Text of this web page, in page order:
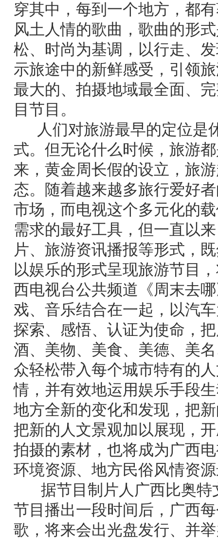
穿其中，每到一个地方，都
风土人情的歌曲，歌曲的形
松、时尚为基调，以行走、
示旅途中的新鲜感受，引领
最大的、拍摄地域最全面、
目节目。
人们对旅游最早的定位是
式。但无论什么时候，旅游
来，黄金周长假的设立，旅
态。随着越来越多旅行爱好
市场，而电视这个多元化的
需求的最好工具，但一直以
片、旅游资讯播报等形式，
以娱乐的形式呈现旅游节目
西电视台公共频道《周末去
戏、音乐结合在一起，以汽
探索、感悟、认证为使命，
酒、美物、美食、美德、美
众轻松带入每个城市特有的
情，并有效地运用娱乐手段
地方全新的变化和发现，把
把新的人文景观加以展现，
拍摄的素材，也将成为广西
环境资源、地方民俗风情资
据节目制片人广西比奥
节目播出一段时间后，广西
歌，将来会出光盘发行、并